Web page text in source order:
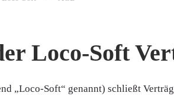
Loco-Soft
„Loco-Soft“ genannt) schließt